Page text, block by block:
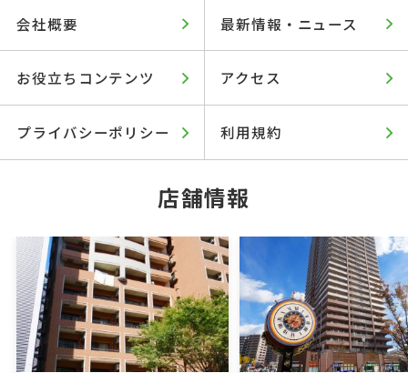
会社概要 最新情報・ニュース
お役立ちコンテンツ アクセス
プライバシーポリシー 利用規約
店舗情報